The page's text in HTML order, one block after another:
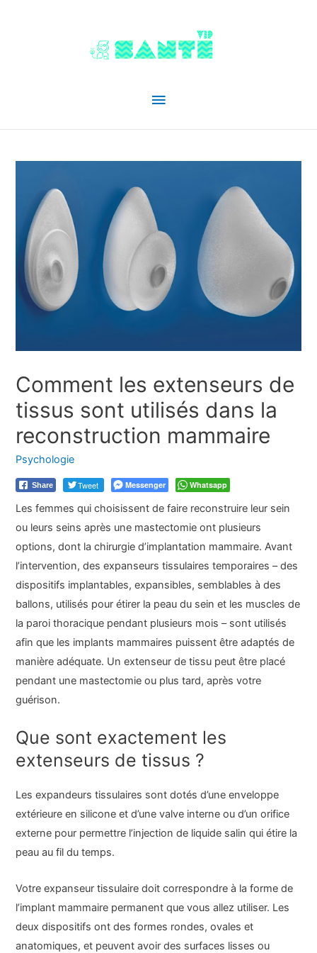
Menu
Comment les extenseurs de
tissus sont utilisés dans la
reconstruction mammaire
Psychologie
Share Tweet Messenger Whatsapp
Les femmes qui choisissent de faire reconstruire leur sein
ou leurs seins après une mastectomie ont plusieurs
options, dont la chirurgie d’implantation mammaire. Avant
l’intervention, des expanseurs tissulaires temporaires – des
dispositifs implantables, expansibles, semblables à des
ballons, utilisés pour étirer la peau du sein et les muscles de
la paroi thoracique pendant plusieurs mois – sont utilisés
afin que les implants mammaires puissent être adaptés de
manière adéquate. Un extenseur de tissu peut être placé
pendant une mastectomie ou plus tard, après votre
guérison.
Que sont exactement les
extenseurs de tissus ?
Les expandeurs tissulaires sont dotés d’une enveloppe
extérieure en silicone et d’une valve interne ou d’un orifice
externe pour permettre l’injection de liquide salin qui étire la
peau au fil du temps.
Votre expanseur tissulaire doit correspondre à la forme de
l’implant mammaire permanent que vous allez utiliser. Les
deux dispositifs ont des formes rondes, ovales et
anatomiques, et peuvent avoir des surfaces lisses ou